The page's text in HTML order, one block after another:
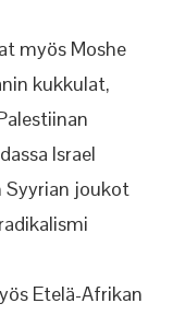
myös Moshe
kukkulat,
Israel
Syyrian joukot
Etelä-Afrikan